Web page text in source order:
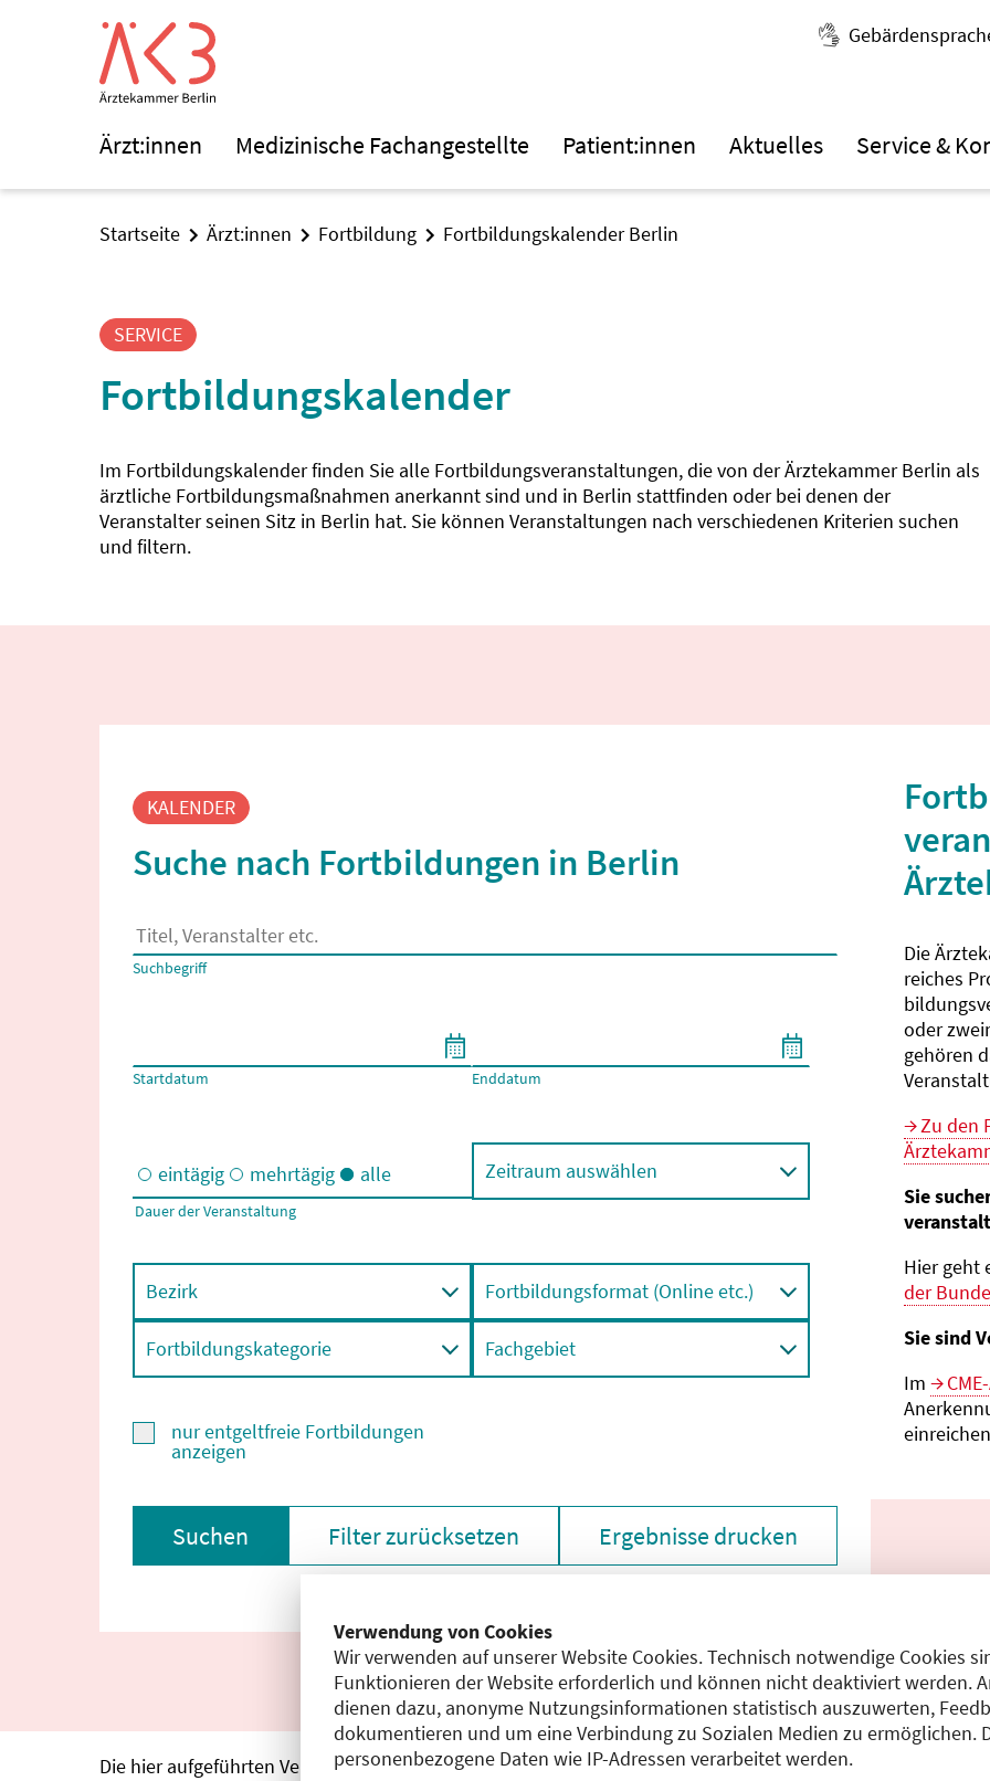
Verwendung von Cookies
Wir verwenden auf unserer Website Cookies. Technisch notwendige Cookies
Funktionieren der Website erforderlich und können nicht deaktiviert werden.
dienen dazu, anonyme Nutzungsinformationen statistisch auszuwerten,
dokumentieren und um eine Verbindung zu Sozialen Medien zu ermöglichen.
personenbezogene Daten wie IP-Adressen verarbeitet werden.
Ärzt:innen Medizinische Fachangestellte Patient:innen Aktuelles Service &
Startseite Ärzt:innen Fortbildung Fortbildungskalender Berlin
SERVICE
Fortbildungskalender
Im Fortbildungskalender finden Sie alle Fortbildungsveranstaltungen, die von der Ärztekammer Berlin als
ärztliche Fortbildungsmaßnahmen anerkannt sind und in Berlin stattfinden oder bei denen der
Veranstalter seinen Sitz in Berlin hat. Sie können Veranstaltungen nach verschiedenen Kriterien suchen
und filtern.
KALENDER
Suche nach Fortbildungen in Berlin
Es erscheinen Suchvorschläge, wenn mindestens 2 Zeichen eingegeben wurden.
Suchbegriff
Startdatum Enddatum
Eintägige und/oder mehrtägige Veranstaltungen
eintägig mehrtägig alle
Dauer der Veranstaltung
Zeitraum auswählen
Bezirk
Fortbildungskategorie
Fortbildungsformat (Online etc.)
Fachgebiet
nur entgeltfreie Fortbildungen
anzeigen
Suchen Filter zurücksetzen Ergebnisse drucken
Die
reiches
oder
gehören
Zu den
Sie
Hier geht
der
Sie sind
Im
Die hier aufgeführten Veranstaltungen entsprechen den unmittelbar vom Veranstalter getätigten